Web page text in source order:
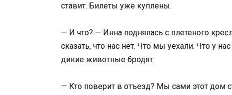
ставит. Билеты уже куплены.
— И что? — Инна поднялась с плетеного
сказать, что нас нет. Что мы уехали. Что у
дикие животные бродят.
— Кто поверит в отъезд? Мы сами этот дом